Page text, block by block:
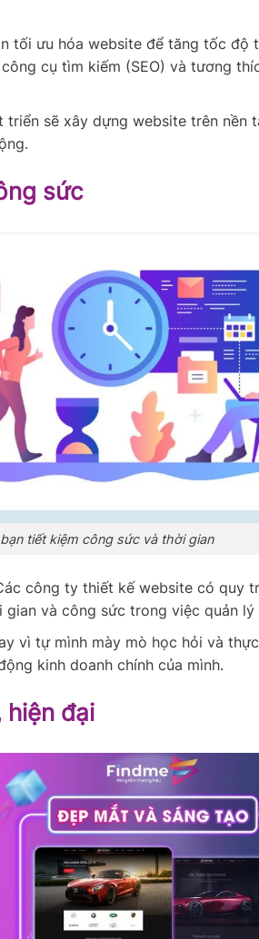
tối ưu hóa website để tăng tốc độ
cụ tìm kiếm (SEO) và tương
triển sẽ xây dựng website trên nền
sức
tiết kiệm công sức và thời gian
công ty thiết kế website có quy
và công sức trong việc quản lý
vì tự mình mày mò học hỏi và
kinh doanh chính của mình.
hiện đại